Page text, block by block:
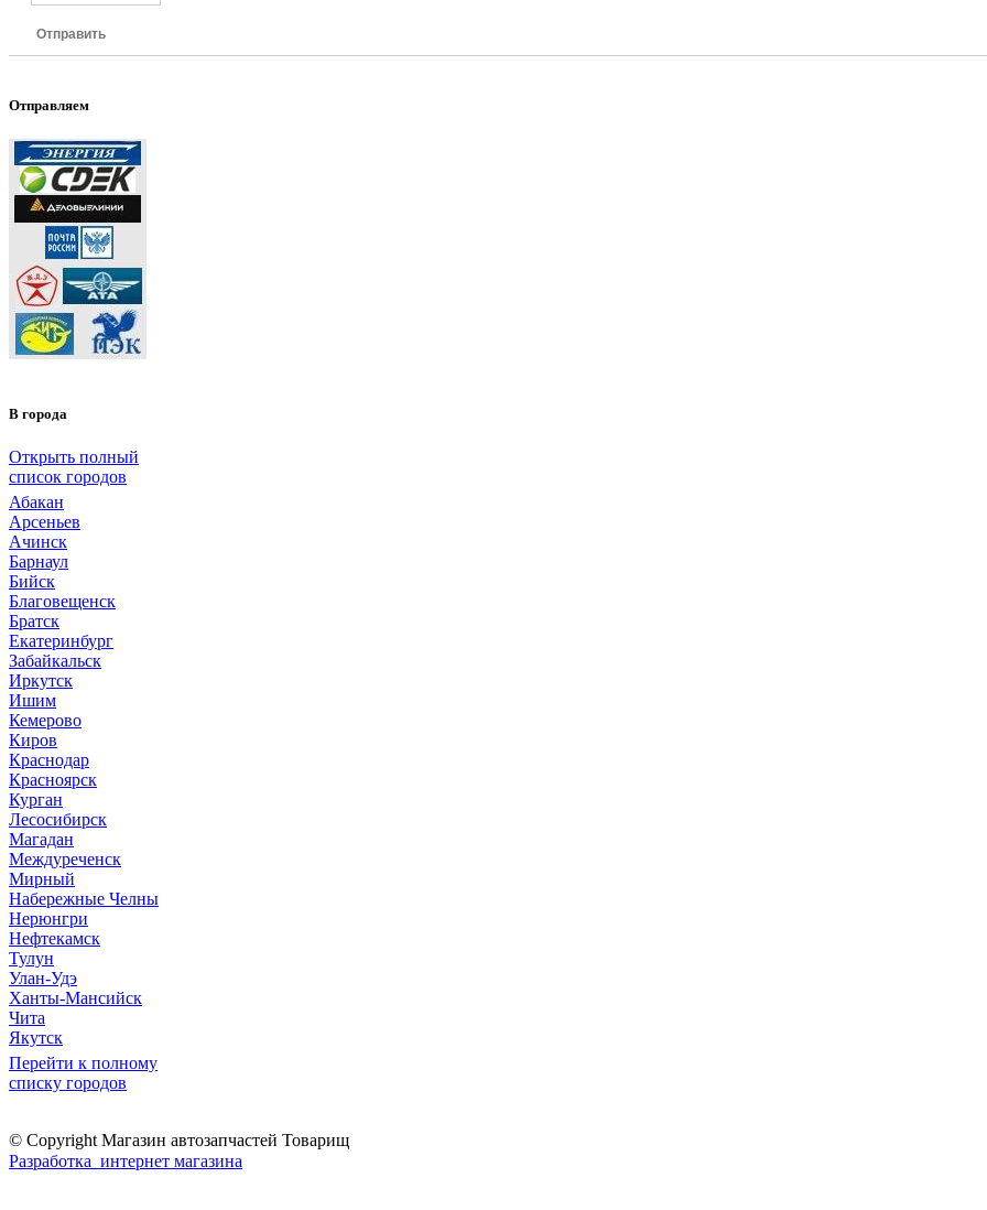
Отправить
Отправляем
В города
Открыть полный
список городов
Абакан
Арсеньев
Ачинск
Барнаул
Бийск
Благовещенск
Братск
Екатеринбург
Забайкальск
Иркутск
Ишим
Кемерово
Киров
Краснодар
Красноярск
Курган
Лесосибирск
Магадан
Междуреченск
Мирный
Набережные Челны
Нерюнгри
Нефтекамск
Тулун
Улан-Удэ
Ханты-Мансийск
Чита
Якутск
Перейти к полному
списку городов
© Copyright Магазин автозапчастей Товарищ
Разработка интернет магазина